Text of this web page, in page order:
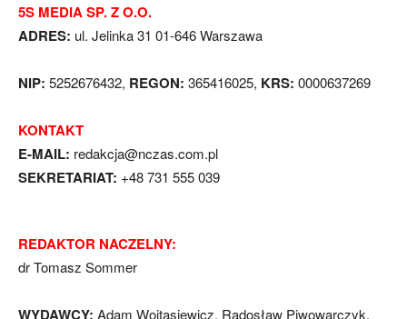
5S MEDIA SP. Z O.O.
ADRES: ul. Jelinka 31 01-646 Warszawa
NIP: 5252676432, REGON: 365416025, KRS: 0000637269
KONTAKT
E-MAIL: redakcja@nczas.com.pl
SEKRETARIAT: +48 731 555 039
REDAKTOR NACZELNY:
dr Tomasz Sommer
WYDAWCY: Adam Wojtasiewicz, Radosław Piwowarczyk,